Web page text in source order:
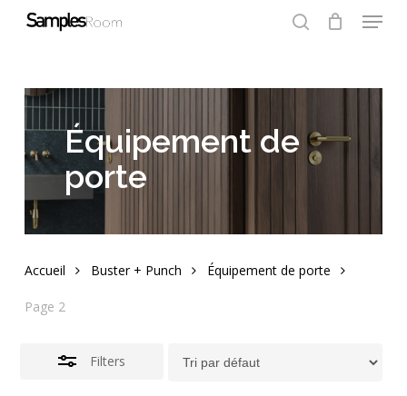
Menu
Équipement de
porte
Accueil Buster + Punch Équipement de porte
Page 2
Filters